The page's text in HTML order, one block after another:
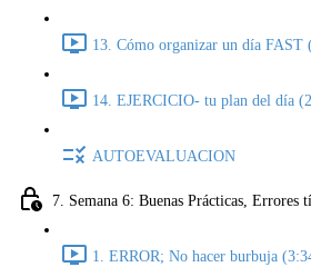
13. Cómo organizar un día FAST
14. EJERCICIO- tu plan del día
AUTOEVALUACION
7. Semana 6: Buenas Prácticas, Errores
1. ERROR; No hacer burbuja